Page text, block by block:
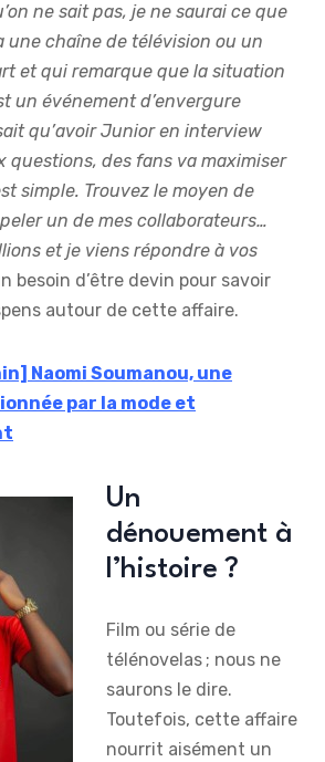
ne sait pas, je ne saurai ce que
une chaîne de télévision ou un
et qui remarque que la situation
un événement d’envergure
qu’avoir Junior en interview
questions, des fans va maximiser
simple. Trouvez le moyen de
un de mes collaborateurs…
et je viens répondre à vos
besoin d’être devin pour savoir
autour de cette affaire.
Naomi Soumanou, une
par la mode et
Un
dénouement à
l’histoire ?
Film ou série de
télénovelas ; nous ne
saurons le dire.
Toutefois, cette affaire
nourrit aisément un